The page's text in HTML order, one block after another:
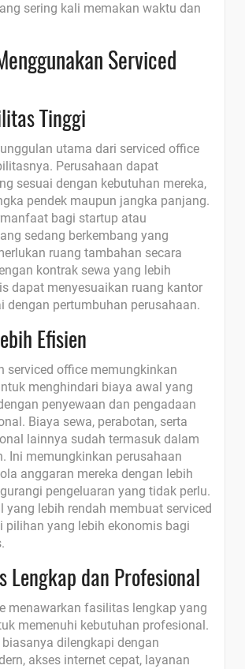
sering kali memakan waktu dan
Serviced
Tinggi
utama dari serviced office
Perusahaan dapat
sesuai dengan kebutuhan mereka,
pendek maupun jangka panjang.
bagi startup atau
sedang berkembang yang
ruang tambahan secara
kontrak sewa yang lebih
dapat menyesuaikan ruang kantor
dengan pertumbuhan perusahaan.
Efisien
serviced office memungkinkan
menghindari biaya awal yang
penyewaan dan pengadaan
Biaya sewa, perabotan, serta
lainnya sudah termasuk dalam
Ini memungkinkan perusahaan
anggaran mereka dengan lebih
pengeluaran yang tidak perlu.
yang lebih rendah membuat serviced
pilihan yang lebih ekonomis bagi
Lengkap dan Profesional
menawarkan fasilitas lengkap yang
memenuhi kebutuhan profesional.
biasanya dilengkapi dengan
akses internet cepat, layanan